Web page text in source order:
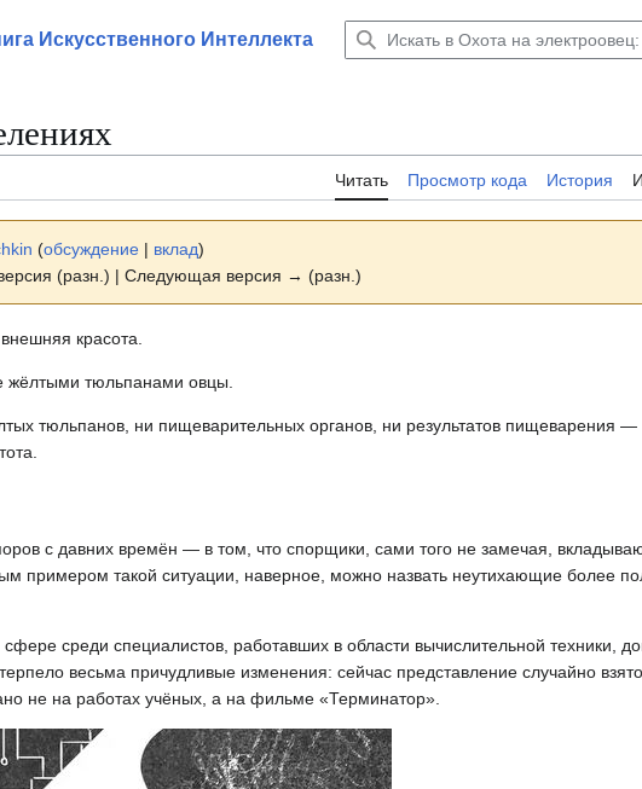
Искусственного Интеллекта
Читать Просмотр кода История
(обсуждение | вклад)
(разн.) | Следующая версия → (разн.)
красота.
тюльпанами овцы.
тюльпанов, ни пищеварительных органов, ни результатов пищеварения —
с давних времён — в том, что спорщики, сами того не замечая,
примером такой ситуации, наверное, можно назвать неутихающие более
среди специалистов, работавших в области вычислительной техники,
весьма причудливые изменения: сейчас представление случайно
не на работах учёных, а на фильме «Терминатор».